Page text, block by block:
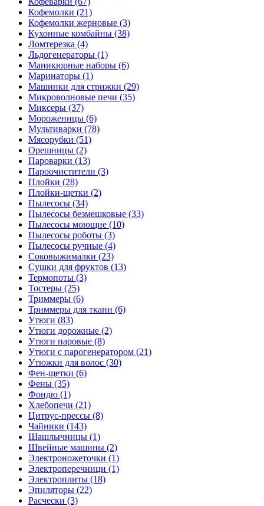
Кофемолки (21)
Кофемолки жерновые (3)
Кухонные комбайны (38)
Ломтерезка (4)
Льдогенераторы (1)
Маникюрные наборы (6)
Маринаторы (1)
Машинки для стрижки (29)
Микроволновые печи (35)
Миксеры (37)
Мороженицы (6)
Мультиварки (78)
Мясорубки (51)
Орешницы (2)
Пароварки (13)
Пароочистители (3)
Плойки (28)
Плойки-щетки (2)
Пылесосы (34)
Пылесосы безмешковые (33)
Пылесосы моющие (10)
Пылесосы роботы (3)
Пылесосы ручные (4)
Соковыжималки (23)
Сушки для фруктов (13)
Термопоты (3)
Тостеры (25)
Триммеры (6)
Триммеры для ткани (6)
Утюги (83)
Утюги дорожные (2)
Утюги паровые (8)
Утюги с парогенератором (21)
Утюжки для волос (30)
Фен-щетки (6)
Фены (35)
Фондю (1)
Хлебопечи (21)
Цитрус-прессы (8)
Чайники (143)
Шашлычницы (1)
Швейные машины (2)
Электроножеточки (1)
Электроперечници (1)
Электроплиты (18)
Эпиляторы (22)
Расчески (3)